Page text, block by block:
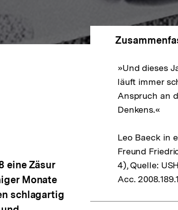
eine Zäsur
Monate
schlagartig
»Und dieses
läuft immer
Anspruch an
Denkens.«
Leo Baeck in
Freund
4), Quelle:
Acc. 2008.189.1